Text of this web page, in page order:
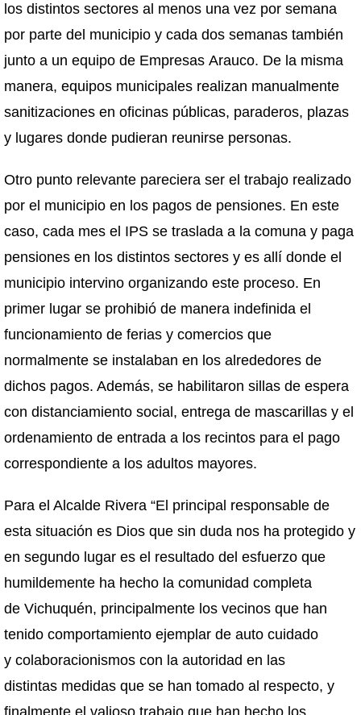
los distintos sectores al menos una vez por semana
por parte del municipio y cada dos semanas también
junto a un equipo de Empresas Arauco. De la misma
manera, equipos municipales realizan manualmente
sanitizaciones en oficinas públicas, paraderos, plazas
y lugares donde pudieran reunirse personas.
Otro punto relevante pareciera ser el trabajo realizado
por el municipio en los pagos de pensiones. En este
caso, cada mes el IPS se traslada a la comuna y paga
pensiones en los distintos sectores y es allí donde el
municipio intervino organizando este proceso. En
primer lugar se prohibió de manera indefinida el
funcionamiento de ferias y comercios que
normalmente se instalaban en los alrededores de
dichos pagos. Además, se habilitaron sillas de espera
con distanciamiento social, entrega de mascarillas y el
ordenamiento de entrada a los recintos para el pago
correspondiente a los adultos mayores.
Para el Alcalde Rivera “El principal responsable de
esta situación es Dios que sin duda nos ha protegido y
en segundo lugar es el resultado del esfuerzo que
humildemente ha hecho la comunidad completa
de Vichuquén, principalmente los vecinos que han
tenido comportamiento ejemplar de auto cuidado
y colaboracionismos con la autoridad en las
distintas medidas que se han tomado al respecto, y
finalmente el valioso trabajo que han hecho los